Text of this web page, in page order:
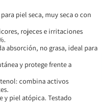
piel seca, muy seca o con
rojeces e irritaciones
absorción, no grasa, ideal para
y protege frente a
combina activos
y piel atópica. Testado